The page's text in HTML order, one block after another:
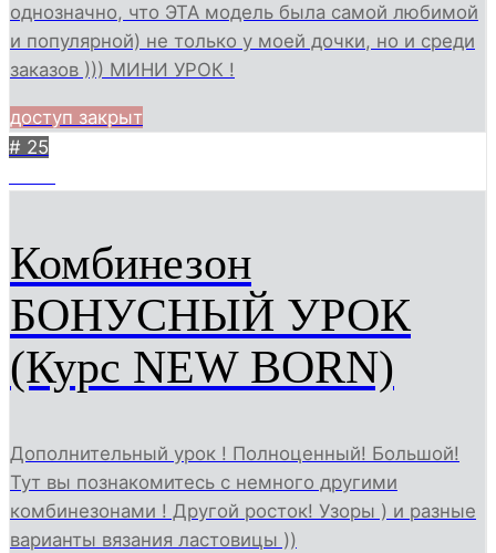
однозначно, что ЭТА модель была самой любимой
и популярной) не только у моей дочки, но и среди
заказов ))) МИНИ УРОК !
доступ закрыт
# 25
Комбинезон
БОНУСНЫЙ УРОК
(Курс NEW BORN)
Дополнительный урок ! Полноценный! Большой!
Тут вы познакомитесь с немного другими
комбинезонами ! Другой росток! Узоры ) и разные
варианты вязания ластовицы ))